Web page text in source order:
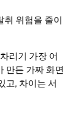
취 위험을 줄이
리기 가장 어
만든 가짜 화면
고, 차이는 서